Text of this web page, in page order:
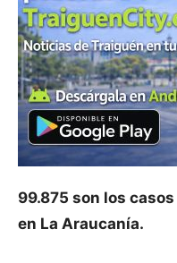
99.875 son los
en La Araucanía.